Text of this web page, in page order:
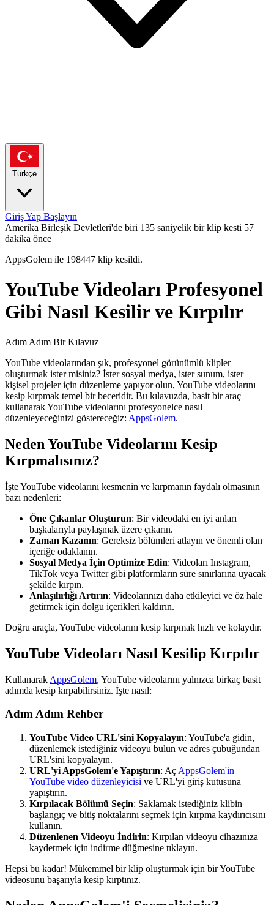
Türkçe
Giriş Yap Başlayın
Amerika Birleşik Devletleri'de biri 135 saniyelik bir klip kesti 57
dakika önce
AppsGolem ile 198447 klip kesildi.
YouTube Videoları Profesyonel
Gibi Nasıl Kesilir ve Kırpılır
Adım Adım Bir Kılavuz
YouTube videolarından şık, profesyonel görünümlü klipler
oluşturmak ister misiniz? İster sosyal medya, ister sunum, ister
kişisel projeler için düzenleme yapıyor olun, YouTube videolarını
kesip kırpmak temel bir beceridir. Bu kılavuzda, basit bir araç
kullanarak YouTube videolarını profesyonelce nasıl
düzenleyeceğinizi göstereceğiz: AppsGolem.
Neden YouTube Videolarını Kesip
Kırpmalısınız?
İşte YouTube videolarını kesmenin ve kırpmanın faydalı olmasının
bazı nedenleri:
Öne Çıkanlar Oluşturun: Bir videodaki en iyi anları
başkalarıyla paylaşmak üzere çıkarın.
Zaman Kazanın: Gereksiz bölümleri atlayın ve önemli olan
içeriğe odaklanın.
Sosyal Medya İçin Optimize Edin: Videoları Instagram,
TikTok veya Twitter gibi platformların süre sınırlarına uyacak
şekilde kırpın.
Anlaşılırlığı Artırın: Videolarınızı daha etkileyici ve öz hale
getirmek için dolgu içerikleri kaldırın.
Doğru araçla, YouTube videolarını kesip kırpmak hızlı ve kolaydır.
YouTube Videoları Nasıl Kesilip Kırpılır
Kullanarak AppsGolem, YouTube videolarını yalnızca birkaç basit
adımda kesip kırpabilirsiniz. İşte nasıl:
Adım Adım Rehber
YouTube Video URL'sini Kopyalayın: YouTube'a gidin,
düzenlemek istediğiniz videoyu bulun ve adres çubuğundan
URL'sini kopyalayın.
URL'yi AppsGolem'e Yapıştırın: Aç AppsGolem'in
YouTube video düzenleyicisi ve URL'yi giriş kutusuna
yapıştırın.
Kırpılacak Bölümü Seçin: Saklamak istediğiniz klibin
başlangıç ve bitiş noktalarını seçmek için kırpma kaydırıcısını
kullanın.
Düzenlenen Videoyu İndirin: Kırpılan videoyu cihazınıza
kaydetmek için indirme düğmesine tıklayın.
Hepsi bu kadar! Mükemmel bir klip oluşturmak için bir YouTube
videosunu başarıyla kesip kırptınız.